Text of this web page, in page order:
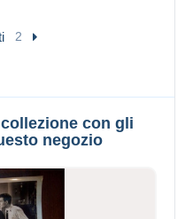
2
con gli
negozio